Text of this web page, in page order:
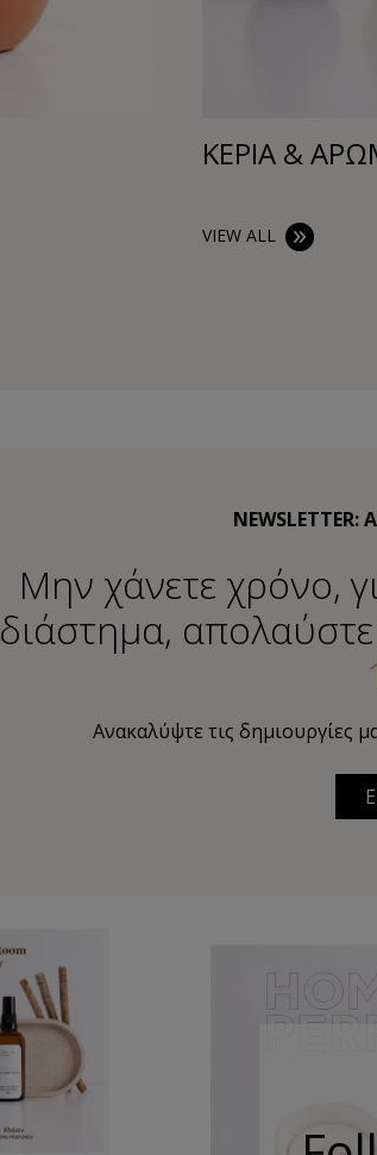
ΚΕΡΙΑ &
VIEW ALL
Μην χάνετε χρόνο,
διάστημα, απολαύστε
Ανακαλύψτε τις δημιουργίες